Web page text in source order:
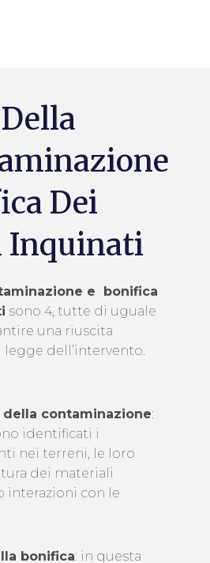
Dei
Inquinati
e bonifica
sono 4, tutte di uguale
una riuscita
legge dell’intervento.
contaminazione:
identificati i
nei terreni, le loro
dei materiali
interazioni con le
bonifica: in questa